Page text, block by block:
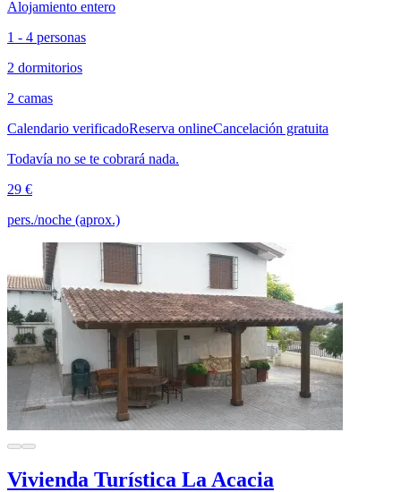
Alojamiento entero
1 - 4 personas
2 dormitorios
2 camas
Calendario verificadoReserva onlineCancelación gratuita
Todavía no se te cobrará nada.
29 €
pers./noche (aprox.)
Vivienda Turística La Acacia